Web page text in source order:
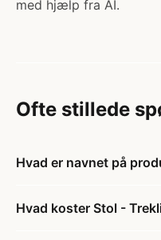
med hjælp fra AI.
Ofte stillede
Hvad er navnet på
Hvad koster Stol -